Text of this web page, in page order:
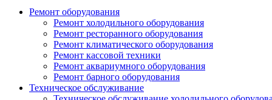
Ремонт оборудования
Ремонт холодильного оборудования
Ремонт ресторанного оборудования
Ремонт климатического оборудования
Ремонт кассовой техники
Ремонт аквариумного оборудования
Ремонт барного оборудования
Техническое обслуживание